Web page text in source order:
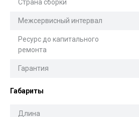
Страна сборки
Межсервисный интервал
Ресурс до капитального
ремонта
Гарантия
Габариты
Длина